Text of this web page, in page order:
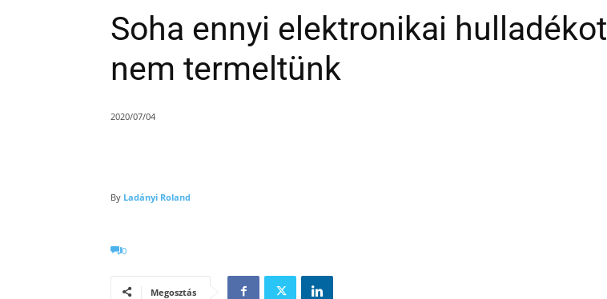
Soha ennyi elektronikai hulladékot
nem termeltünk
2020/07/04
By Ladányi Roland
0
Megosztás